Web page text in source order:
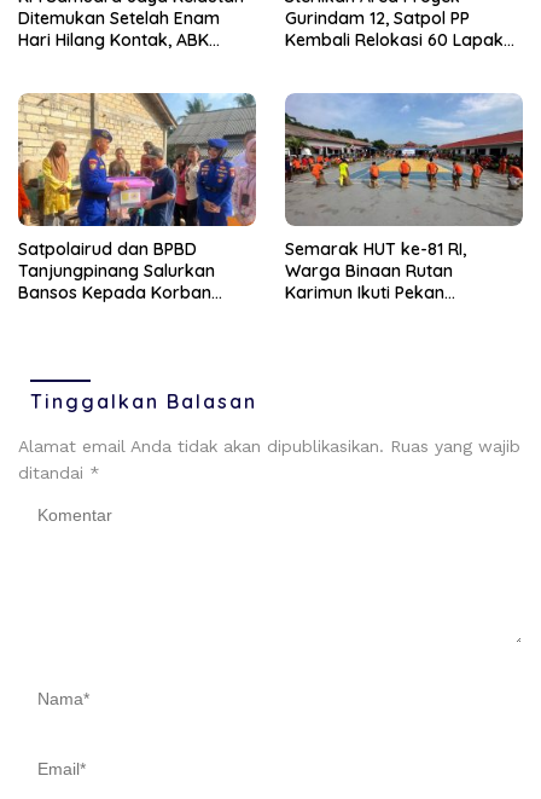
Ditemukan Setelah Enam
Hari Hilang Kontak, ABK
Gurindam 12, Satpol PP
Kembali Relokasi 60 Lapak
Satpolairud dan BPBD
Tanjungpinang Salurkan
Bansos Kepada Korban
Semarak HUT ke-81 RI,
Warga Binaan Rutan
Karimun Ikuti Pekan
Tinggalkan Balasan
Alamat email Anda tidak akan dipublikasikan. Ruas yang wajib
ditandai *